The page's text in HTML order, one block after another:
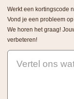
Werkt een kortingscode
Vond je een probleem
We horen het graag!
verbeteren!
Vertel ons